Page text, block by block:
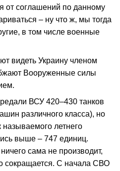
от соглашений по данному
– ну что ж, мы тогда
в том числе военные
видеть Украину членом
Вооруженные силы
ВСУ 420–430 танков
различного класса), но
летнего
выше – 747 единиц.
сама не производит,
сокращается. С начала СВО